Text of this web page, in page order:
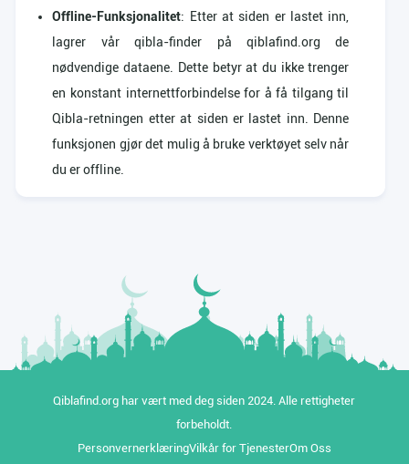
Offline-Funksjonalitet: Etter at siden er lastet inn,
lagrer vår qibla-finder på qiblafind.org de
nødvendige dataene. Dette betyr at du ikke trenger
en konstant internettforbindelse for å få tilgang til
Qibla-retningen etter at siden er lastet inn. Denne
funksjonen gjør det mulig å bruke verktøyet selv når
du er offline.
Qiblafind.org har vært med deg siden 2024. Alle rettigheter
forbeholdt.
PersonvernerklæringVilkår for TjenesterOm Oss